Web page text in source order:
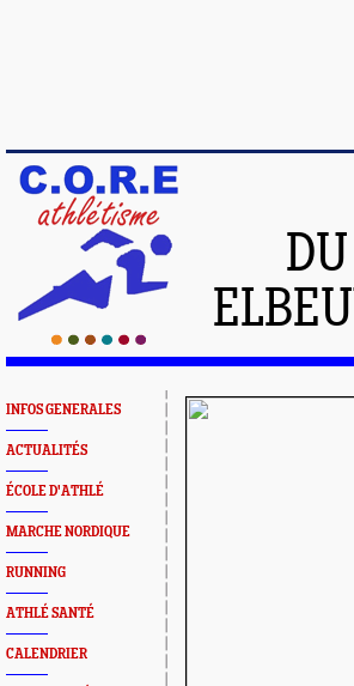
INFOS GENERALES
ACTUALITÉS
ÉCOLE D'ATHLÉ
MARCHE NORDIQUE
RUNNING
ATHLÉ SANTÉ
CALENDRIER